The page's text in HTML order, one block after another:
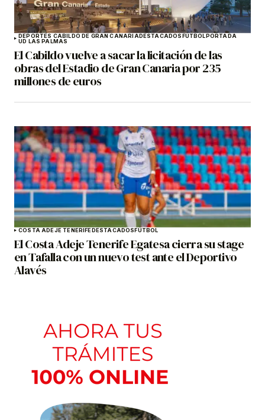
DEPORTES CABILDO DE GRAN CANARIADESTACADOSFÚTBOLPORTADA
UD LAS PALMAS
El Cabildo vuelve a sacar la licitación de las
obras del Estadio de Gran Canaria por 235
millones de euros
COSTA ADEJE TENERIFEDESTACADOSFÚTBOL
El Costa Adeje Tenerife Egatesa cierra su stage
en Tafalla con un nuevo test ante el Deportivo
Alavés